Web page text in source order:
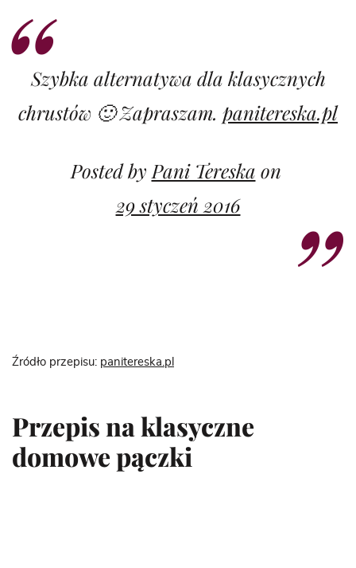
Szybka alternatywa dla klasycznych
chrustów 🙂 Zapraszam. panitereska.pl
Posted by Pani Tereska on
29 styczeń 2016
Źródło przepisu: panitereska.pl
Przepis na klasyczne
domowe pączki